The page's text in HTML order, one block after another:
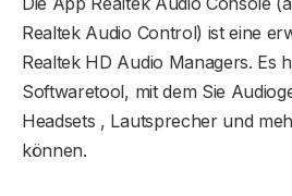
Realtek Audio Control) ist eine
Realtek HD Audio Managers. Es
Softwaretool, mit dem Sie
Headsets , Lautsprecher und
können.